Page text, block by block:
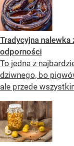
Tradycyjna
odporności
To jedna z
dziwnego, bo
ale przede